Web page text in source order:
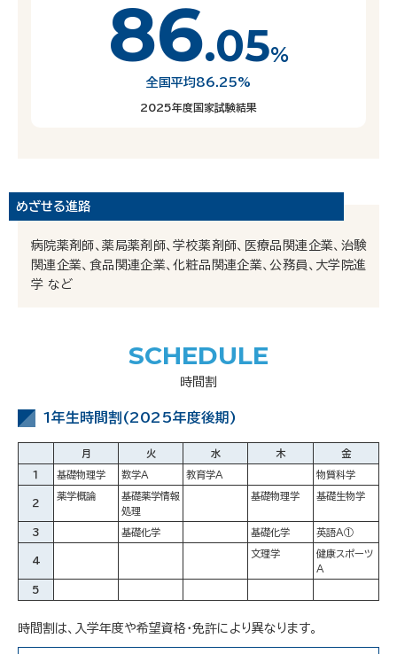
86.05%
全国平均86.25%
2025年度国家試験結果
めざせる進路
病院薬剤師、薬局薬剤師、学校薬剤師、医療品関連企業、治験
関連企業、食品関連企業、化粧品関連企業、公務員、大学院進
学 など
SCHEDULE
時間割
1年生時間割(2025年度後期)
月 火 水 木 金
１ 基礎物理学 数学A 教育学A 物質科学
２
薬学概論
基礎薬学情報
処理
基礎物理学 基礎生物学
3 基礎化学 基礎化学 英語A①
4
文理学
健康スポーツ
A
5
時間割は、入学年度や希望資格・免許により異なります。